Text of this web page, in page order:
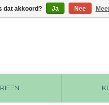
dat akkoord? Ja Nee